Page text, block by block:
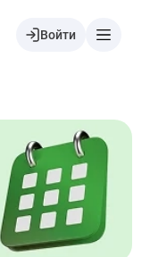
Войти